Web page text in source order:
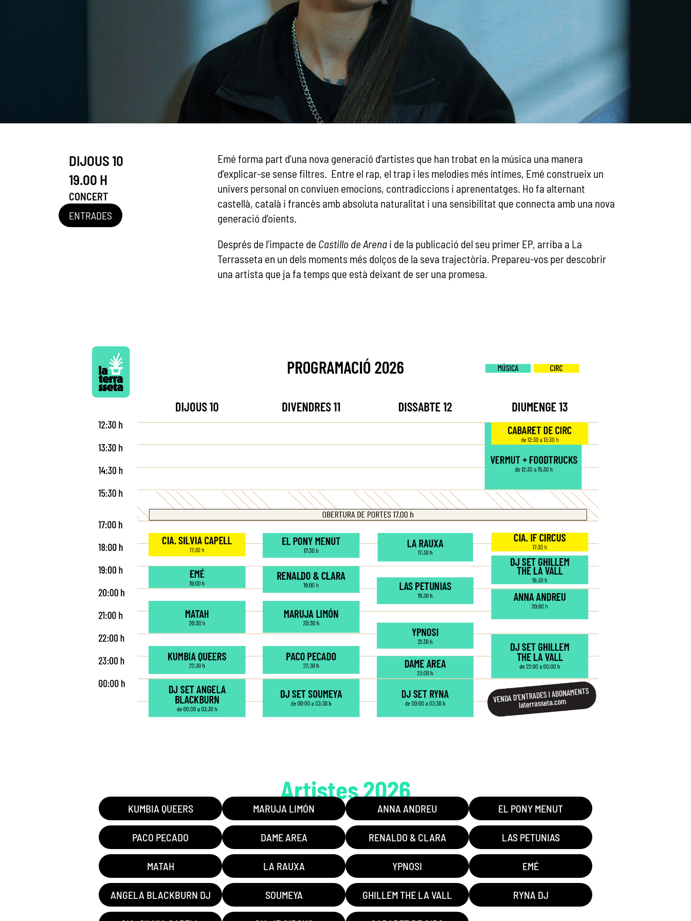
DIJOUS 10
19.00 H
CONCERT
ENTRADES
Emé forma part d’una nova generació d’artistes que han trobat en la música una manera
d’explicar-se sense filtres. Entre el rap, el trap i les melodies més íntimes, Emé construeix un
univers personal on conviuen emocions, contradiccions i aprenentatges. Ho fa alternant
castellà, català i francès amb absoluta naturalitat i una sensibilitat que connecta amb una nova
generació d’oients.
Després de l’impacte de Castillo de Arena i de la publicació del seu primer EP, arriba a La
Terrasseta en un dels moments més dolços de la seva trajectòria. Prepareu-vos per descobrir
una artista que ja fa temps que està deixant de ser una promesa.
Artistes 2026
KUMBIA QUEERS
PACO PECADO
MATAH
ANGELA BLACKBURN DJ
MARUJA LIMÓN
DAME AREA
LA RAUXA
SOUMEYA
ANNA ANDREU
RENALDO & CLARA
YPNOSI
GHILLEM THE LA VALL
EL PONY MENUT
LAS PETUNIAS
EMÉ
RYNA DJ